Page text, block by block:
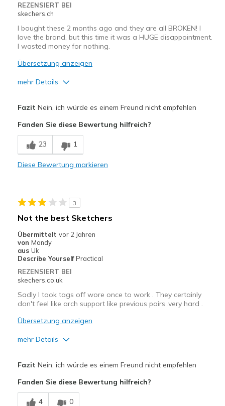
REZENSIERT BEI
skechers.ch
I bought these 2 months ago and they are all BROKEN! I
love the brand, but this time it was a HUGE disappointment.
I wasted money for nothing.
Übersetzung anzeigen
mehr Details
Nachteile
Poor Quality
Wear Out Quickly
It only lasted 2 months
Width
Sizing
View On Shoes
I'm Into Shoes
Fazit Nein, ich würde es einem Freund nicht empfehlen
Fanden Sie diese Bewertung hilfreich?
23 1
Diese Bewertung markieren
3
Not the best Sketchers
Übermittelt vor 2 Jahren
von Mandy
aus Uk
Describe Yourself Practical
REZENSIERT BEI
skechers.co.uk
Sadly I took tags off wore once to work . They certainly
don't feel like arch support like previous pairs .very hard .
Übersetzung anzeigen
mehr Details
Nachteile
Fazit Nein, ich würde es einem Freund nicht empfehlen
Fanden Sie diese Bewertung hilfreich?
4 0